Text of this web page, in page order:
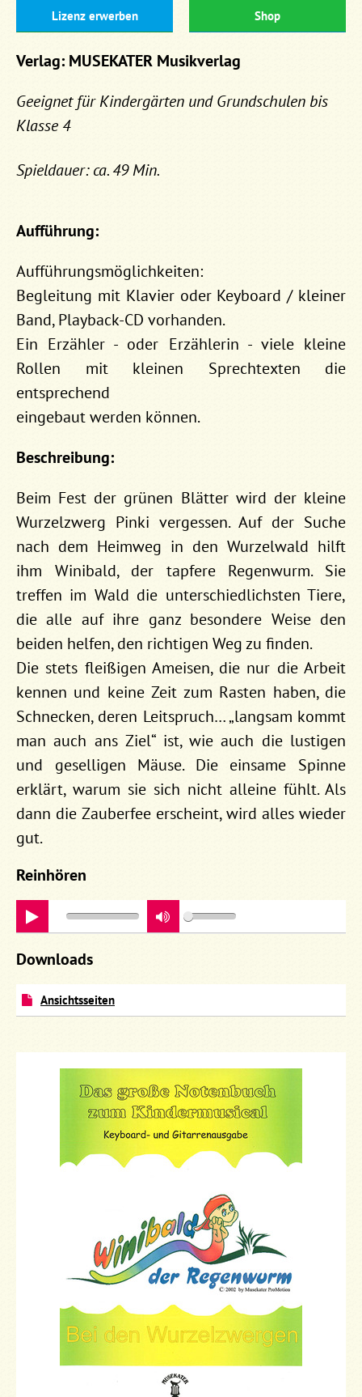
Lizenz erwerben
Shop
Verlag: MUSEKATER Musikverlag
Geeignet für Kindergärten und Grundschulen bis
Klasse 4
Spieldauer: ca. 49 Min.
Aufführung:
Aufführungsmöglichkeiten:
Begleitung mit Klavier oder Keyboard / kleiner
Band, Playback-CD vorhanden.
Ein Erzähler - oder Erzählerin - viele kleine
Rollen mit kleinen Sprechtexten die
entsprechend
eingebaut werden können.
Beschreibung:
Beim Fest der grünen Blätter wird der kleine
Wurzelzwerg Pinki vergessen. Auf der Suche
nach dem Heimweg in den Wurzelwald hilft
ihm Winibald, der tapfere Regenwurm. Sie
treffen im Wald die unterschiedlichsten Tiere,
die alle auf ihre ganz besondere Weise den
beiden helfen, den richtigen Weg zu finden.
Die stets fleißigen Ameisen, die nur die Arbeit
kennen und keine Zeit zum Rasten haben, die
Schnecken, deren Leitspruch… „langsam kommt
man auch ans Ziel“ ist, wie auch die lustigen
und geselligen Mäuse. Die einsame Spinne
erklärt, warum sie sich nicht alleine fühlt. Als
dann die Zauberfee erscheint, wird alles wieder
gut.
Reinhören
Downloads
Ansichtsseiten